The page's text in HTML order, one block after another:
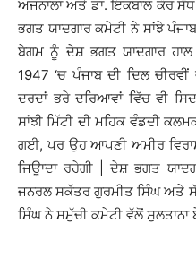
ਅਜਨਾਲਾ ਅਤੇ ਡਾ. ਇਕਬਾਲ ਕੌਰ
ਭਗਤ ਯਾਦਗਾਰ ਕਮੇਟੀ ਨੇ ਸਾਂਝੇ
ਬੇਗਮ ਨੂੰ ਦੇਸ਼ ਭਗਤ ਯਾਦਗਾਰ ਹਾਲ
1947 ‘ਚ ਪੰਜਾਬ ਦੀ ਦਿਲ
ਦਰਦਾਂ ਭਰੇ ਦਰਿਆਵਾਂ ਵਿੱਚ ਵੀ
ਸਾਂਝੀ ਮਿੱਟੀ ਦੀ ਮਹਿਕ ਵੰਡਦੀ
ਗਈ, ਪਰ ਉਹ ਆਪਣੀ ਅਮੀਰ
ਜਿਊਾਦਾ ਰਹੇਗੀ | ਦੇਸ਼ ਭਗਤ
ਜਨਰਲ ਸਕੱਤਰ ਗੁਰਮੀਤ ਸਿੰਘ ਅਤੇ
ਸਿੰਘ ਨੇ ਸਮੁੱਚੀ ਕਮੇਟੀ ਵੱਲੋਂ ਸੁਲਤਾਨਾ